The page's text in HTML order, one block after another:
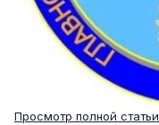
Просмотр полной статьи